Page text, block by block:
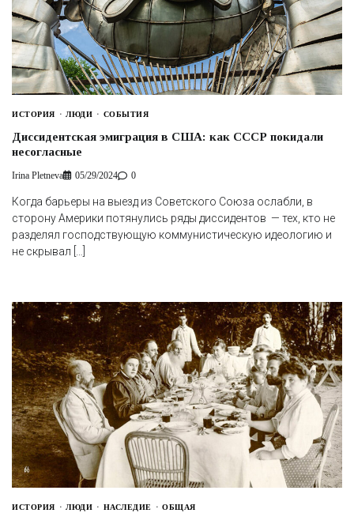
ИСТОРИЯ ЛЮДИ СОБЫТИЯ
Диссидентская эмиграция в США: как СССР покидали
несогласные
Irina Pletneva 05/29/2024 0
Когда барьеры на выезд из Советского Союза ослабли, в
сторону Америки потянулись ряды диссидентов — тех, кто не
разделял господствующую коммунистическую идеологию и
не скрывал […]
ИСТОРИЯ ЛЮДИ НАСЛЕДИЕ ОБЩАЯ